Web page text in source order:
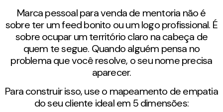
Marca pessoal para venda de mentoria não é
sobre ter um feed bonito ou um logo profissional. É
sobre ocupar um território claro na cabeça de
quem te segue. Quando alguém pensa no
problema que você resolve, o seu nome precisa
aparecer.
Para construir isso, use o mapeamento de empatia
do seu cliente ideal em 5 dimensões: